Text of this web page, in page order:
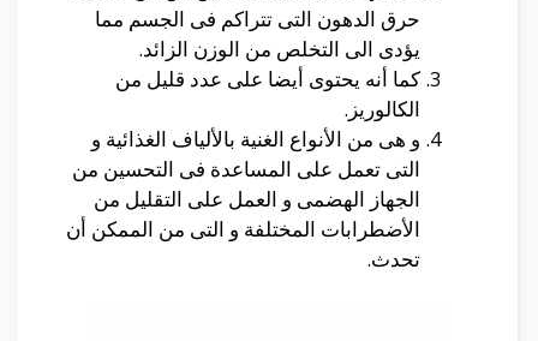
حرق الدهون التى تتراكم فى الجسم مما
يؤدى الى التخلص من الوزن الزائد.
كما أنه يحتوى أيضا على عدد قليل من
الكالوريز.
و هى من الأنواع الغنية بالألياف الغذائية و
التى تعمل على المساعدة فى التحسين من
الجهاز الهضمى و العمل على التقليل من
الأضطرابات المختلفة و التى من الممكن أن
تحدث.